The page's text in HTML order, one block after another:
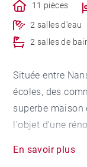
11 pièces
2 salles d'eau
2 salles de
Située entre
écoles, des
superbe maison
l'objet d'une
des prestations
En savoir plus